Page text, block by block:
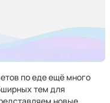
по еде ещё много
тем для